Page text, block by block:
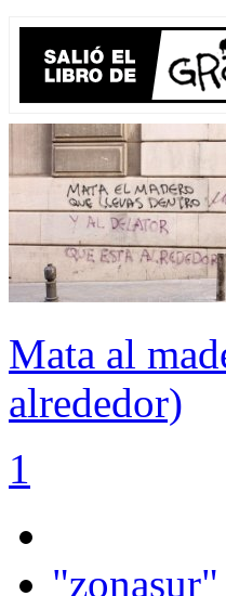
Mata al
alrededor)
1
"zonasur"